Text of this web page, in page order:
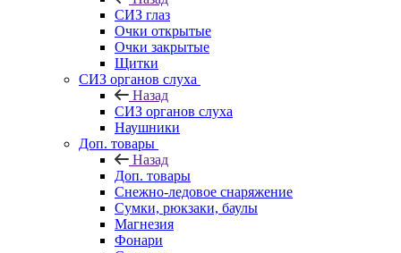
СИЗ глаз
Очки открытые
Очки закрытые
Щитки
СИЗ органов слуха
Назад
СИЗ органов слуха
Наушники
Доп. товары
Назад
Доп. товары
Снежно-ледовое снаряжение
Сумки, рюкзаки, баулы
Магнезия
Фонари